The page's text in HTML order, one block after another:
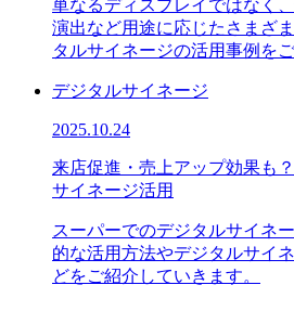
単なるディスプレイではなく
演出など用途に応じたさまざ
タルサイネージの活用事例を
デジタルサイネージ
2025.10.24
来店促進・売上アップ効果も
サイネージ活用
スーパーでのデジタルサイネ
的な活用方法やデジタルサイ
どをご紹介していきます。